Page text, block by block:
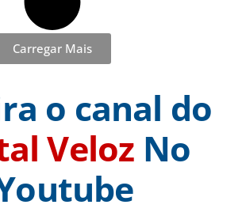
Carregar Mais
o canal do
Veloz No